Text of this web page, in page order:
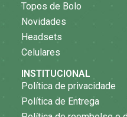
Topos de Bolo
Novidades
Headsets
Celulares
INSTITUCIONAL
Política de privacidade
Política de Entrega